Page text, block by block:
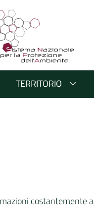
TERRITORIO
costantemente